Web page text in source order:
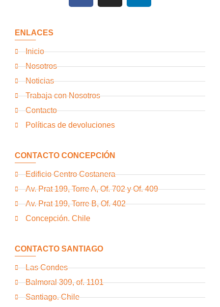
ENLACES
Inicio
Nosotros
Noticias
Trabaja con Nosotros
Contacto
Políticas de devoluciones
CONTACTO CONCEPCIÓN
Edificio Centro Costanera
Av. Prat 199, Torre A, Of. 702 y Of. 409
Av. Prat 199, Torre B, Of. 402
Concepción. Chile
CONTACTO SANTIAGO
Las Condes
Balmoral 309, of. 1101
Santiago. Chile